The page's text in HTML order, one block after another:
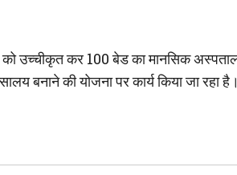
को उच्चीकृत कर 100 बेड का मानसिक
बनाने की योजना पर कार्य किया जा रहा